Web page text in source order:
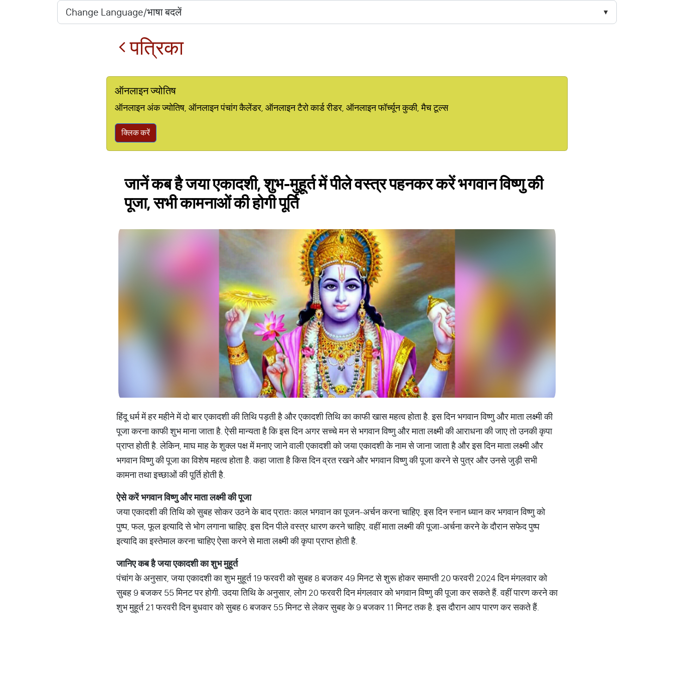
पत्रिका
ऑनलाइन ज्योतिष
ऑनलाइन अंक ज्योतिष, ऑनलाइन पंचांग कैलेंडर, ऑनलाइन टैरो कार्ड रीडर, ऑनलाइन फॉर्च्यून कुकी, मैच टूल्स
क्लिक करें
जानें कब है जया एकादशी, शुभ-मुहूर्त में पीले वस्त्र पहनकर करें भगवान विष्णु की
पूजा, सभी कामनाओं की होगी पूर्ति
हिंदू धर्म में हर महीने में दो बार एकादशी की तिथि पड़ती है और एकादशी तिथि का काफी खास महत्व होता है. इस दिन भगवान विष्णु और माता लक्ष्मी की
पूजा करना काफी शुभ माना जाता है. ऐसी मान्यता है कि इस दिन अगर सच्चे मन से भगवान विष्णु और माता लक्ष्मी की आराधना की जाए तो उनकी कृपा
प्राप्त होती है. लेकिन, माघ माह के शुक्ल पक्ष में मनाए जाने वाली एकादशी को जया एकादशी के नाम से जाना जाता है और इस दिन माता लक्ष्मी और
भगवान विष्णु की पूजा का विशेष महत्व होता है. कहा जाता है किस दिन व्रत रखने और भगवान विष्णु की पूजा करने से पुत्र और उनसे जुड़ी सभी
कामना तथा इच्छाओं की पूर्ति होती है.
ऐसेकरेंभगवानविष्णुऔरमातालक्ष्मीकीपूजा
जया एकादशी की तिथि को सुबह सोकर उठने के बाद प्रातः काल भगवान का पूजन-अर्चन करना चाहिए. इस दिन स्नान ध्यान कर भगवान विष्णु को
पुष्प, फल, फूल इत्यादि से भोग लगाना चाहिए. इस दिन पीले वस्त्र धारण करने चाहिए. वहीं माता लक्ष्मी की पूजा-अर्चना करने के दौरान सफेद पुष्प
इत्यादि का इस्तेमाल करना चाहिए ऐसा करने से माता लक्ष्मी की कृपा प्राप्त होती है.
जानिएकबहैजयाएकादशीकाशुभमुहूर्त
पंचांग के अनुसार, जया एकादशी का शुभ मुहूर्त 19 फरवरी को सुबह 8 बजकर 49 मिनट से शुरू होकर समाप्ती 20 फरवरी 2024 दिन मंगलवार को
सुबह 9 बजकर 55 मिनट पर होगी. उदया तिथि के अनुसार, लोग 20 फरवरी दिन मंगलवार को भगवान विष्णु की पूजा कर सकते हैं. वहीं पारण करने का
शुभ मुहूर्त 21 फरवरी दिन बुधवार को सुबह 6 बजकर 55 मिनट से लेकर सुबह के 9 बजकर 11 मिनट तक है. इस दौरान आप पारण कर सकते हैं.